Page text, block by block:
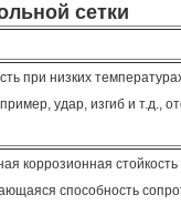
сетки
при низких
удар, изгиб и т.д.,
коррозионная стойкость
способность